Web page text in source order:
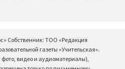
Собственник: ТОО «Редакция
газеты «Учительская».
видео и аудиоматериалы),